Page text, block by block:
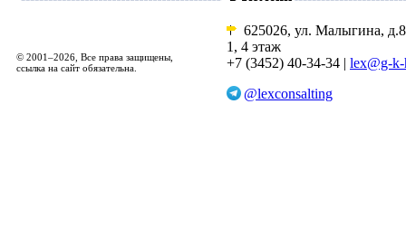
© 2001–2026, Все права защищены,
ссылка на сайт обязательна.
625026, ул. Малыгина,
1, 4 этаж
+7 (3452) 40-34-34 | lex@g-
@lexconsalting